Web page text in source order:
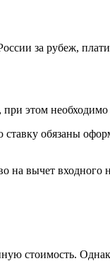
за рубеж,
этом необходимо
обязаны
на вычет входного
стоимость.